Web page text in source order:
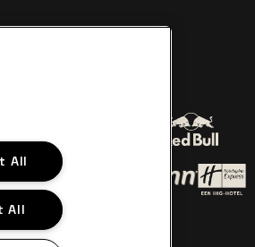
le site de Coca-Cola
cassé
de Croky
le site de Het Belang van Limburg
Visitez le site de Holiday Inn
All
All